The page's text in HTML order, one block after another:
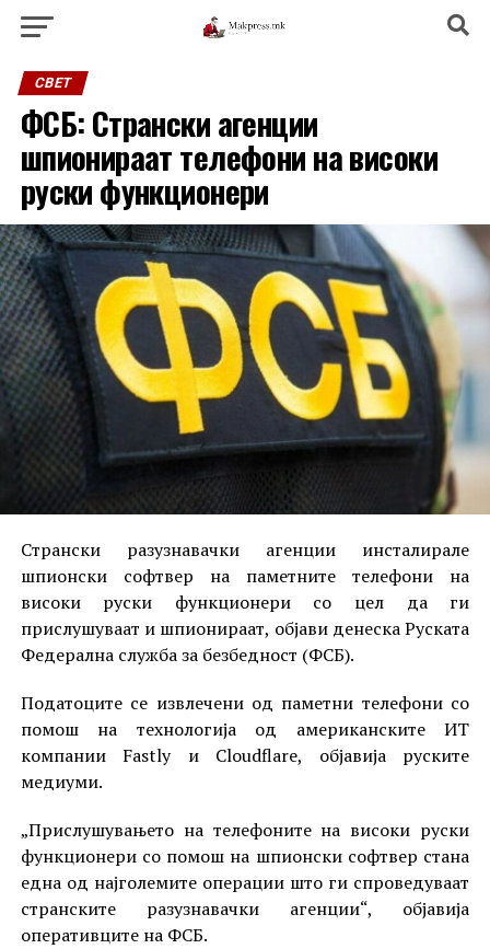
СВЕТ
ФСБ: Странски агенции
шпионираат телефони на високи
руски функционери
Странски разузнавачки агенции инсталирале
шпионски софтвер на паметните телефони на
високи руски функционери со цел да ги
прислушуваат и шпионираат, објави денеска Руската
Федерална служба за безбедност (ФСБ).
Податоците се извлечени од паметни телефони со
помош на технологија од американските ИТ
компании Fastly и Cloudflare, објавија руските
медиуми.
„Прислушувањето на телефоните на високи руски
функционери со помош на шпионски софтвер стана
една од најголемите операции што ги спроведуваат
странските разузнавачки агенции“, објавија
оперативците на ФСБ.